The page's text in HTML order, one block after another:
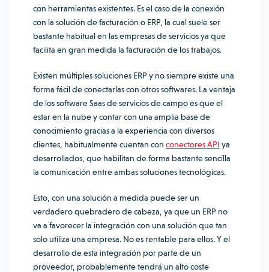
con herramientas existentes. Es el caso de la conexión
con la solución de facturación o ERP, la cual suele ser
bastante habitual en las empresas de servicios ya que
facilita en gran medida la facturación de los trabajos.
Existen múltiples soluciones ERP y no siempre existe una
forma fácil de conectarlas con otros softwares. La ventaja
de los software Saas de servicios de campo es que el
estar en la nube y contar con una amplia base de
conocimiento gracias a la experiencia con diversos
clientes, habitualmente cuentan con conectores API ya
desarrollados, que habilitan de forma bastante sencilla
la comunicación entre ambas soluciones tecnológicas.
Esto, con una solución a medida puede ser un
verdadero quebradero de cabeza, ya que un ERP no
va a favorecer la integración con una solución que tan
solo utiliza una empresa. No es rentable para ellos. Y el
desarrollo de esta integración por parte de un
proveedor, probablemente tendrá un alto coste